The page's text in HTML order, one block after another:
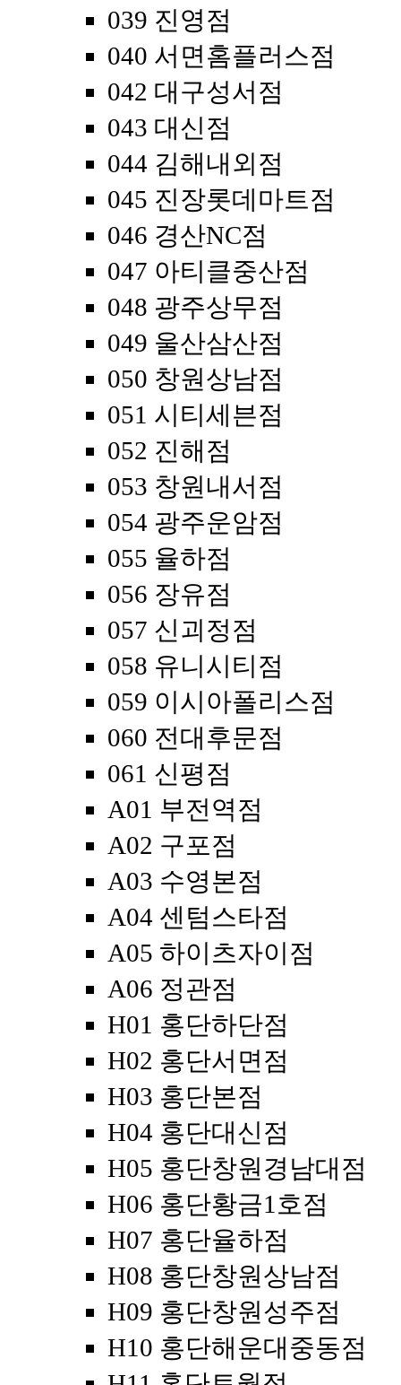
039 진영점
040 서면홈플러스점
042 대구성서점
043 대신점
044 김해내외점
045 진장롯데마트점
046 경산NC점
047 아티클중산점
048 광주상무점
049 울산삼산점
050 창원상남점
051 시티세븐점
052 진해점
053 창원내서점
054 광주운암점
055 율하점
056 장유점
057 신괴정점
058 유니시티점
059 이시아폴리스점
060 전대후문점
061 신평점
A01 부전역점
A02 구포점
A03 수영본점
A04 센텀스타점
A05 하이츠자이점
A06 정관점
H01 홍단하단점
H02 홍단서면점
H03 홍단본점
H04 홍단대신점
H05 홍단창원경남대점
H06 홍단황금1호점
H07 홍단율하점
H08 홍단창원상남점
H09 홍단창원성주점
H10 홍단해운대중동점